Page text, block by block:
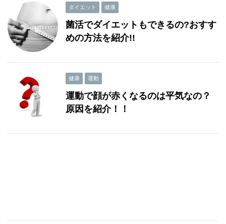
ダイエット 健康
菌活でダイエットもできるの?おすす
めの方法を紹介!!
健康 運動
運動で顔が赤くなるのは平気なの？
原因を紹介！！